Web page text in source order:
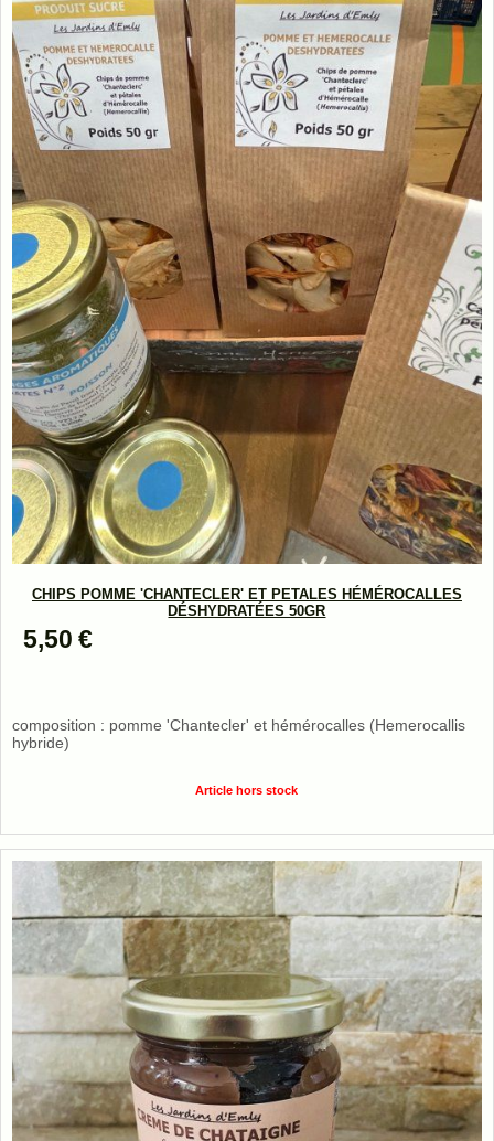
CHIPS POMME 'CHANTECLER' ET PETALES HÉMÉROCALLES
DÉSHYDRATÉES 50GR
5,50 €
composition : pomme 'Chantecler' et hémérocalles (Hemerocallis
hybride)
Article hors stock